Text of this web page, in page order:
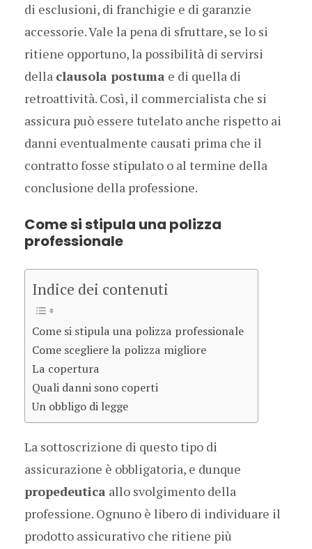
di esclusioni, di franchigie e di garanzie
accessorie. Vale la pena di sfruttare, se lo si
ritiene opportuno, la possibilità di servirsi
della clausola postuma e di quella di
retroattività. Così, il commercialista che si
assicura può essere tutelato anche rispetto ai
danni eventualmente causati prima che il
contratto fosse stipulato o al termine della
conclusione della professione.
Come si stipula una polizza
professionale
Indice dei contenuti
Come si stipula una polizza professionale
Come scegliere la polizza migliore
La copertura
Quali danni sono coperti
Un obbligo di legge
La sottoscrizione di questo tipo di
assicurazione è obbligatoria, e dunque
propedeutica allo svolgimento della
professione. Ognuno è libero di individuare il
prodotto assicurativo che ritiene più